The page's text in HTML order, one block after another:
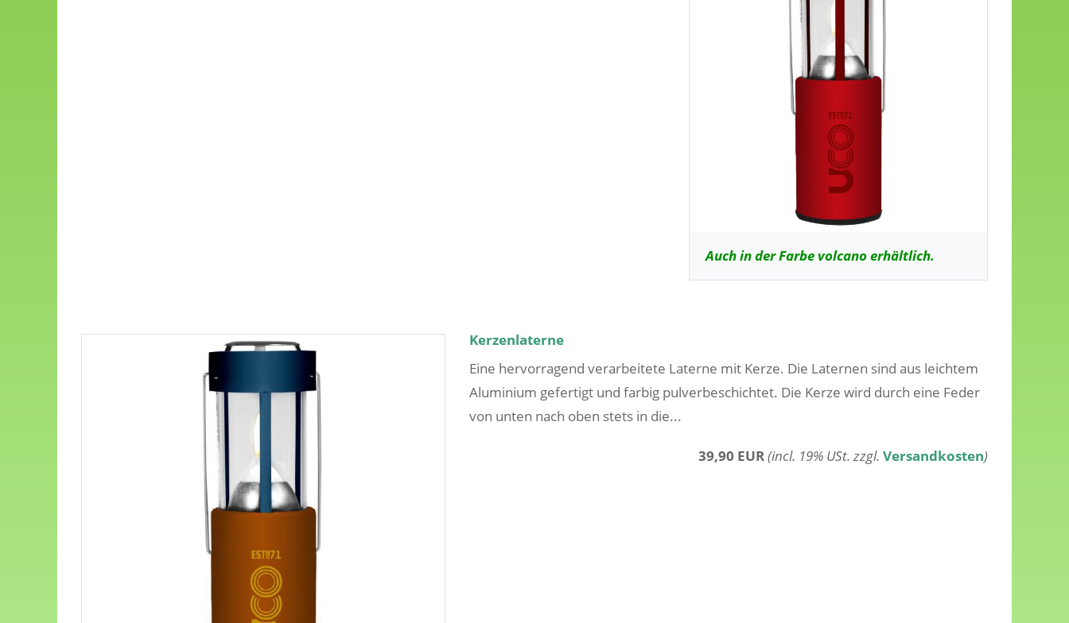
Auch in der Farbe volcano erhältlich.
Kerzenlaterne
Eine hervorragend verarbeitete Laterne mit Kerze. Die Laternen sind aus leichtem
Aluminium gefertigt und farbig pulverbeschichtet. Die Kerze wird durch eine Feder
von unten nach oben stets in die...
39,90 EUR(incl. 19% USt. zzgl. Versandkosten)